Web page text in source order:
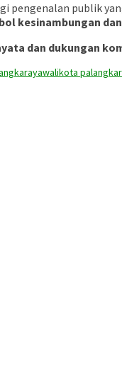
pengenalan publik
kesinambungan
dan dukungan
walikota